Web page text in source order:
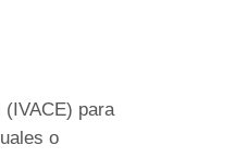
(IVACE) para
o